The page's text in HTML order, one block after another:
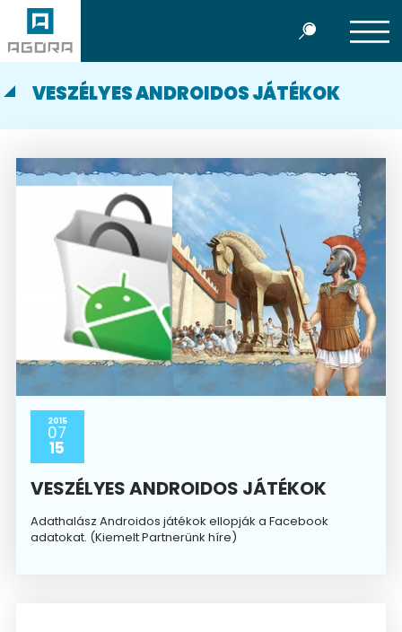
VESZÉLYES ANDROIDOS JÁTÉKOK
2015
07
15
VESZÉLYES ANDROIDOS JÁTÉKOK
Adathalász Androidos játékok ellopják a Facebook
adatokat. (Kiemelt Partnerünk híre)